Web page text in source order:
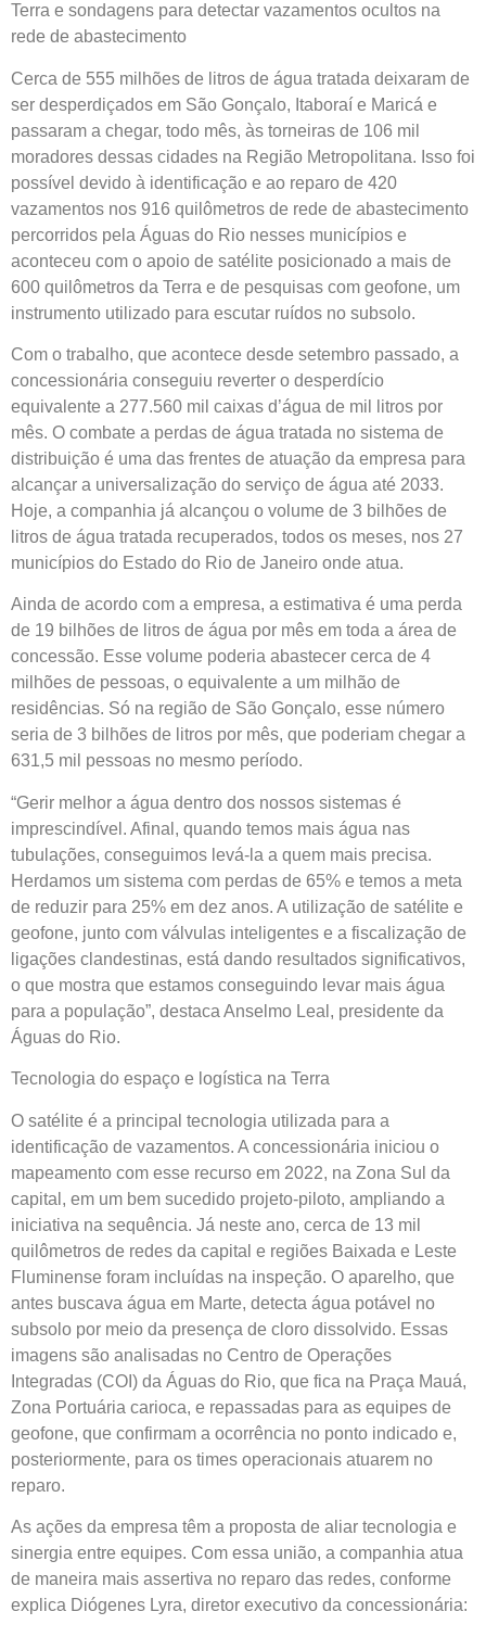
Terra e sondagens para detectar vazamentos ocultos na
rede de abastecimento
Cerca de 555 milhões de litros de água tratada deixaram de
ser desperdiçados em São Gonçalo, Itaboraí e Maricá e
passaram a chegar, todo mês, às torneiras de 106 mil
moradores dessas cidades na Região Metropolitana. Isso foi
possível devido à identificação e ao reparo de 420
vazamentos nos 916 quilômetros de rede de abastecimento
percorridos pela Águas do Rio nesses municípios e
aconteceu com o apoio de satélite posicionado a mais de
600 quilômetros da Terra e de pesquisas com geofone, um
instrumento utilizado para escutar ruídos no subsolo.
Com o trabalho, que acontece desde setembro passado, a
concessionária conseguiu reverter o desperdício
equivalente a 277.560 mil caixas d’água de mil litros por
mês. O combate a perdas de água tratada no sistema de
distribuição é uma das frentes de atuação da empresa para
alcançar a universalização do serviço de água até 2033.
Hoje, a companhia já alcançou o volume de 3 bilhões de
litros de água tratada recuperados, todos os meses, nos 27
municípios do Estado do Rio de Janeiro onde atua.
Ainda de acordo com a empresa, a estimativa é uma perda
de 19 bilhões de litros de água por mês em toda a área de
concessão. Esse volume poderia abastecer cerca de 4
milhões de pessoas, o equivalente a um milhão de
residências. Só na região de São Gonçalo, esse número
seria de 3 bilhões de litros por mês, que poderiam chegar a
631,5 mil pessoas no mesmo período.
“Gerir melhor a água dentro dos nossos sistemas é
imprescindível. Afinal, quando temos mais água nas
tubulações, conseguimos levá-la a quem mais precisa.
Herdamos um sistema com perdas de 65% e temos a meta
de reduzir para 25% em dez anos. A utilização de satélite e
geofone, junto com válvulas inteligentes e a fiscalização de
ligações clandestinas, está dando resultados significativos,
o que mostra que estamos conseguindo levar mais água
para a população”, destaca Anselmo Leal, presidente da
Águas do Rio.
Tecnologia do espaço e logística na Terra
O satélite é a principal tecnologia utilizada para a
identificação de vazamentos. A concessionária iniciou o
mapeamento com esse recurso em 2022, na Zona Sul da
capital, em um bem sucedido projeto-piloto, ampliando a
iniciativa na sequência. Já neste ano, cerca de 13 mil
quilômetros de redes da capital e regiões Baixada e Leste
Fluminense foram incluídas na inspeção. O aparelho, que
antes buscava água em Marte, detecta água potável no
subsolo por meio da presença de cloro dissolvido. Essas
imagens são analisadas no Centro de Operações
Integradas (COI) da Águas do Rio, que fica na Praça Mauá,
Zona Portuária carioca, e repassadas para as equipes de
geofone, que confirmam a ocorrência no ponto indicado e,
posteriormente, para os times operacionais atuarem no
reparo.
As ações da empresa têm a proposta de aliar tecnologia e
sinergia entre equipes. Com essa união, a companhia atua
de maneira mais assertiva no reparo das redes, conforme
explica Diógenes Lyra, diretor executivo da concessionária: